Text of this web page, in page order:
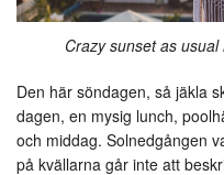
Crazy sunset as
Den här söndagen, så jäkla
dagen, en mysig lunch,
och middag. Solnedgången
på kvällarna går inte att